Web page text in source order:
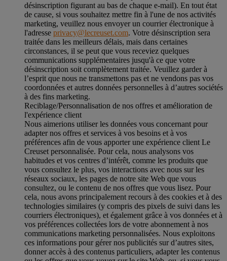
désinscription figurant au bas de chaque e-mail). En tout état
de cause, si vous souhaitez mettre fin à l'une de nos activités
marketing, veuillez nous envoyer un courrier électronique à
l'adresse privacy@lecreuset.com. Votre désinscription sera
traitée dans les meilleurs délais, mais dans certaines
circonstances, il se peut que vous receviez quelques
communications supplémentaires jusqu'à ce que votre
désinscription soit complètement traitée. Veuillez garder à
l’esprit que nous ne transmettons pas et ne vendons pas vos
coordonnées et autres données personnelles à d’autres sociétés
à des fins marketing.
Reciblage/Personnalisation de nos offres et amélioration de
l'expérience client
Nous aimerions utiliser les données vous concernant pour
adapter nos offres et services à vos besoins et à vos
préférences afin de vous apporter une expérience client Le
Creuset personnalisée. Pour cela, nous analysons vos
habitudes et vos centres d’intérêt, comme les produits que
vous consultez le plus, vos interactions avec nous sur les
réseaux sociaux, les pages de notre site Web que vous
consultez, ou le contenu de nos offres que vous lisez. Pour
cela, nous avons principalement recours à des cookies et à des
technologies similaires (y compris des pixels de suivi dans les
courriers électroniques), et également grâce à vos données et à
vos préférences collectées lors de votre abonnement à nos
communications marketing personnalisées. Nous exploitons
ces informations pour gérer nos publicités sur d’autres sites,
donner accès à des contenus particuliers, adapter les contenus